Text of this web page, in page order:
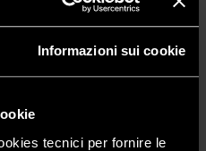
Informazioni sui cookie
tecnici per fornire le
di innovazione: le PMI